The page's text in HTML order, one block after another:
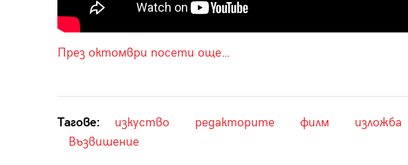
През октомври посети още…
Тагове: изкуство редакторите филм
изложба
Възвишение